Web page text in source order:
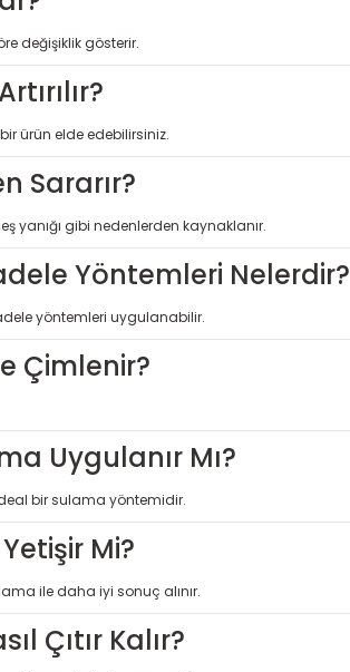
değişiklik gösterir.
ürün elde edebilirsiniz.
Sararır?
yanığı gibi nedenlerden kaynaklanır.
Yöntemleri Nelerdir?
yöntemleri uygulanabilir.
Çimlenir?
Uygulanır Mı?
bir sulama yöntemidir.
Mi?
ile daha iyi sonuç alınır.
Çıtır Kalır?